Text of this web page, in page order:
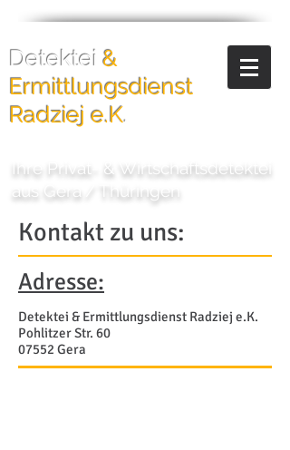
Detektei &
Ermittlungsdienst
Radziej e.K.
Ihre Privat- & Wirtschaftsdetektei
aus Gera
Thüringen
Kontakt zu uns:
Adresse:
Detektei & Ermittlungsdienst Radziej e.K.
Pohlitzer Str. 60
07552 Gera